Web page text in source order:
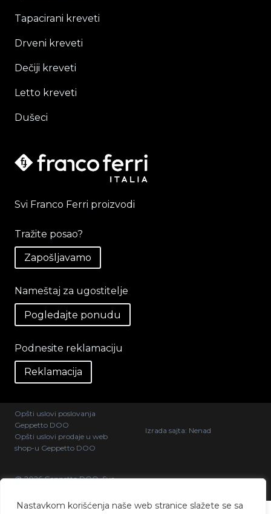
Nastavkom korišćenja naše web stranice slažete se sa
Tapacirani kreveti
Drveni kreveti
Dečiji kreveti
Letto kreveti
Dušeci
Svi Franco Ferri proizvodi
Tražite posao?
Zapošljavamo
Nameštaj za ugostitelje
Pogledajte ponudu
Podnesite reklamaciju
Reklamacija
Opšti uslovi poslovanja
Geppetto DOO
Opšti uslovi prodaje u web
shop-u Geppetto DOO
Izrada sajta: Nenad
@ 2026 Geppetto DOO. Sva